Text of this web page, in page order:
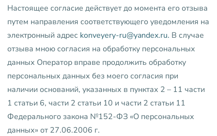
Настоящее согласие действует до момента его отзыва
путем направления соответствующего уведомления на
электронный адрес konveyery-ru@yandex.ru. В случае
отзыва мною согласия на обработку персональных
данных Оператор вправе продолжить обработку
персональных данных без моего согласия при
наличии оснований, указанных в пунктах 2 – 11 части
1 статьи 6, части 2 статьи 10 и части 2 статьи 11
Федерального закона №152-ФЗ «О персональных
данных» от 27.06.2006 г.